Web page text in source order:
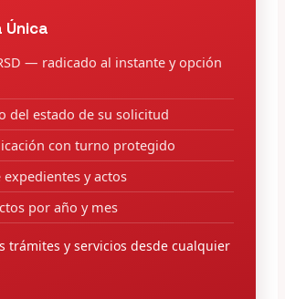
Única
— radicado al instante y opción
del estado de su solicitud
con turno protegido
expedientes y actos
por año y mes
trámites y servicios desde cualquier